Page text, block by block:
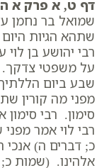
דף ט, א פרק א
שמואל בר נחמן
שתהא הגיות היום
רבי יהושע בן
על משפטי צדקך.
שבע ביום הללתיך
מפני מה קורין
סימון. רבי
רבי לוי אמר
כ; דברים ה) אנכי
אלהינו. (שמות